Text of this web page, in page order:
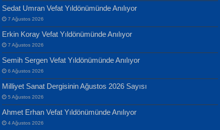
ATİLLA ÖZEN
Sultan Olmadan Önce Eyüp...
Banu Sancak
Defterimden İçeri...
Sedat Umran Vefat Yıldönümünde Anılıyor
7 Ağustos 2026
Erkin Koray Vefat Yıldönümünde Anılıyor
7 Ağustos 2026
Semih Sergen Vefat Yıldönümünde Anılıyor
6 Ağustos 2026
Milliyet Sanat Dergisinin Ağustos 2026 Sayısı
5 Ağustos 2026
Ahmet Erhan Vefat Yıldönümünde Anılıyor
4 Ağustos 2026